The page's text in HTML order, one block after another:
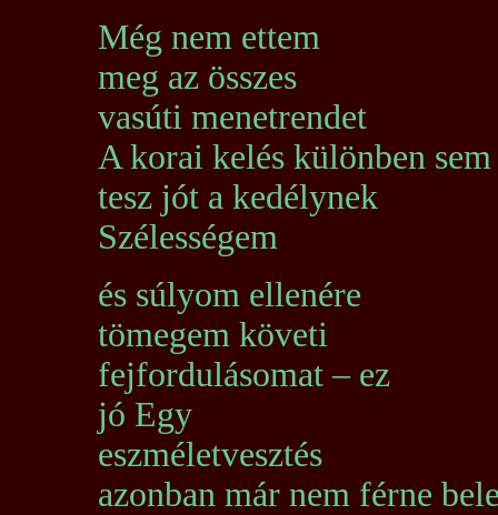
Még nem ettem
meg az összes
vasúti menetrendet
A korai kelés különben sem
tesz jót a kedélynek
Szélességem
és súlyom ellenére
tömegem követi
fejfordulásomat – ez
jó Egy
eszméletvesztés
azonban már nem férne